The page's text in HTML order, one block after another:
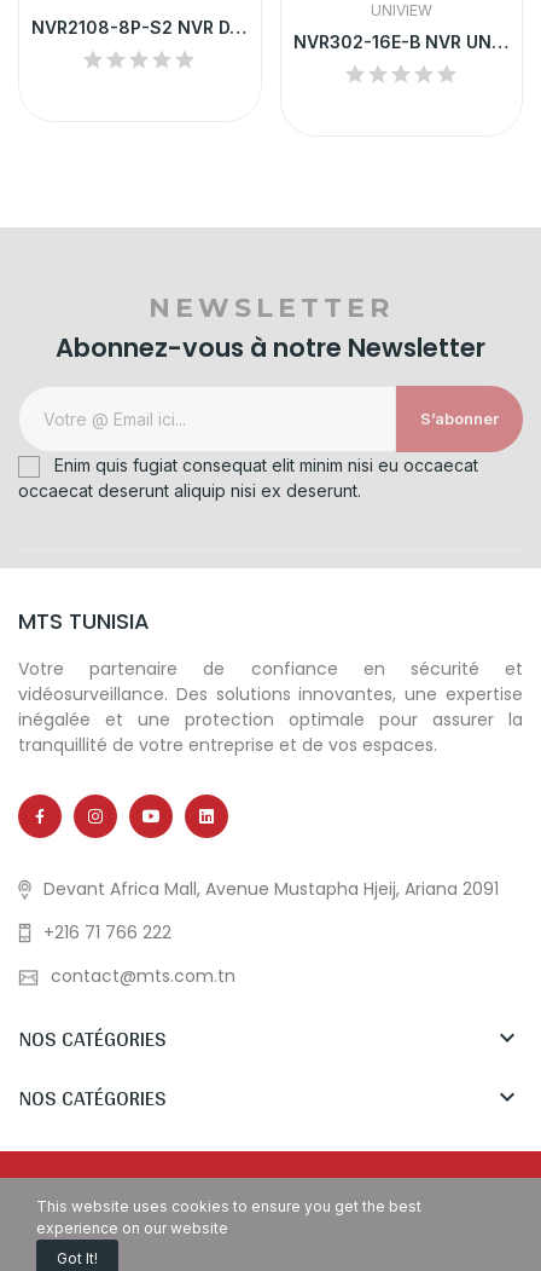
NVR2108-8P-S2 NVR DAHUA 8 CHANNEL SMART 1U 8...
UNIVIEW
NVR302-16E-B NVR UNV 16-CH 2 SATA INTERFACE 1U...
NEWSLETTER
Abonnez-vous à notre Newsletter
S’abonner
Enim quis fugiat consequat elit minim nisi eu occaecat
occaecat deserunt aliquip nisi ex deserunt.
MTS TUNISIA
Votre partenaire de confiance en sécurité et
vidéosurveillance. Des solutions innovantes, une expertise
inégalée et une protection optimale pour assurer la
tranquillité de votre entreprise et de vos espaces.
Devant Africa Mall, Avenue Mustapha Hjeij, Ariana 2091
+216 71 766 222
contact@mts.com.tn
NOS CATÉGORIES 
NOS CATÉGORIES 
This website uses cookies to ensure you get the best
experience on our website
Got It!